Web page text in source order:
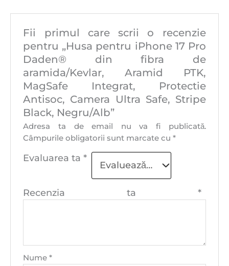
Fii primul care scrii o recenzie
pentru „Husa pentru iPhone 17 Pro
Daden® din fibra de
aramida/Kevlar, Aramid PTK,
MagSafe Integrat, Protectie
Antisoc, Camera Ultra Safe, Stripe
Black, Negru/Alb”
Adresa ta de email nu va fi publicată.
Câmpurile obligatorii sunt marcate cu*
Evaluarea ta*
Recenzia ta *
Nume*